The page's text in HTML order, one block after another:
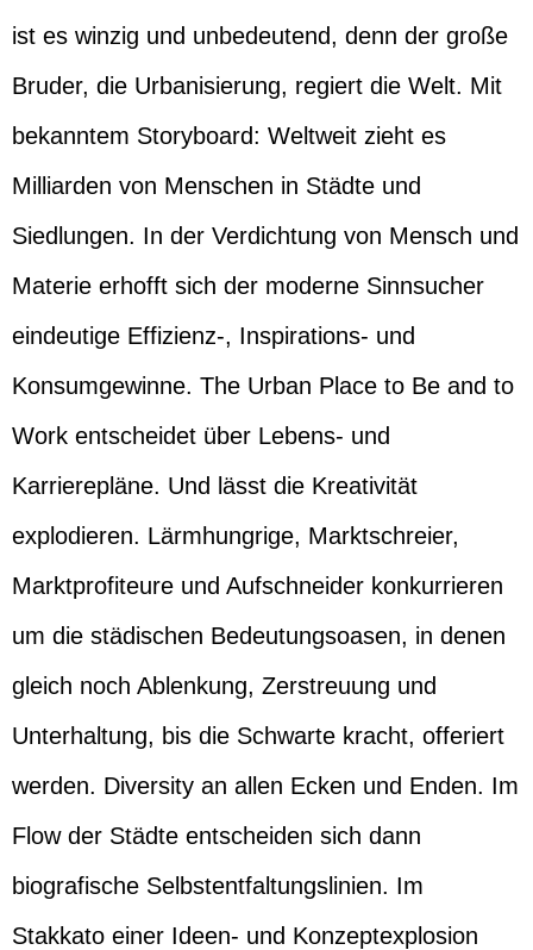
ist es winzig und unbedeutend, denn der große
Bruder, die Urbanisierung, regiert die Welt. Mit
bekanntem Storyboard: Weltweit zieht es
Milliarden von Menschen in Städte und
Siedlungen. In der Verdichtung von Mensch und
Materie erhofft sich der moderne Sinnsucher
eindeutige Effizienz-, Inspirations- und
Konsumgewinne. The Urban Place to Be and to
Work entscheidet über Lebens- und
Karrierepläne. Und lässt die Kreativität
explodieren. Lärmhungrige, Marktschreier,
Marktprofiteure und Aufschneider konkurrieren
um die städischen Bedeutungsoasen, in denen
gleich noch Ablenkung, Zerstreuung und
Unterhaltung, bis die Schwarte kracht, offeriert
werden. Diversity an allen Ecken und Enden. Im
Flow der Städte entscheiden sich dann
biografische Selbstentfaltungslinien. Im
Stakkato einer Ideen- und Konzeptexplosion